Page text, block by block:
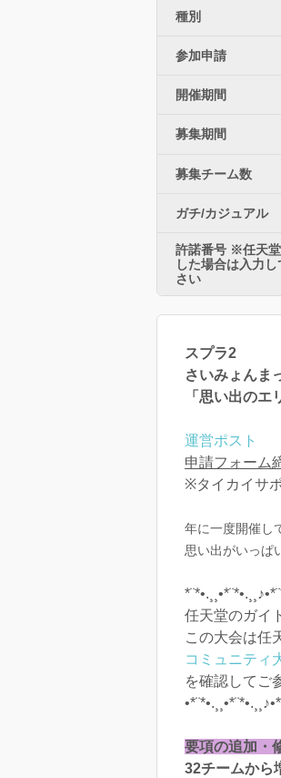
種別
参加申請
開催期間
募集期間
募集チーム数
ガチ/カジュアル
許諾番号 ※任天
した場合は入力
さい
スプラ2
さいみょんま
「思い出のエ
運営ポスト
申請フォー
※タイカイサ
年に一度開催し
思い出がいっぱ
任天堂のガイ
この大会は任
コミュニティ
を確認してご
要項の追加・
32チームから